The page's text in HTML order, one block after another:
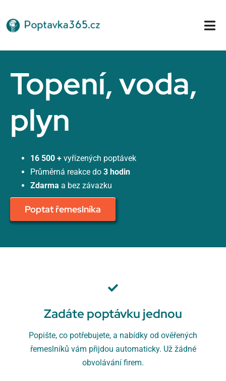
na
obsah
Topení, voda,
plyn
16 500 + vyřízených poptávek
Průměrná reakce do 3 hodin
Zdarma a bez závazku
Poptat řemeslníka
Zadáte poptávku jednou
Popište, co potřebujete, a nabídky od ověřených
řemeslníků vám přijdou automaticky. Už žádné
obvolávání firem.